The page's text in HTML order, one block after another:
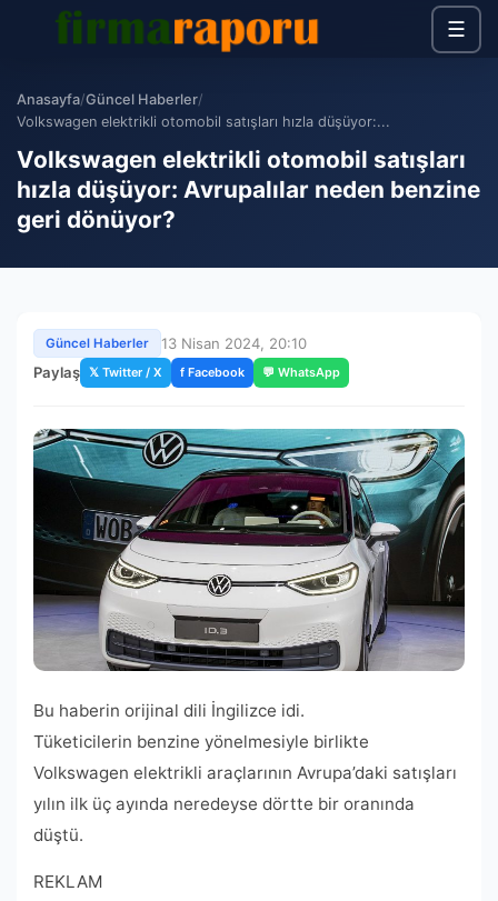
☰
Anasayfa/Güncel Haberler/
Volkswagen elektrikli otomobil satışları hızla düşüyor:...
Volkswagen elektrikli otomobil satışları
hızla düşüyor: Avrupalılar neden benzine
geri dönüyor?
Güncel Haberler
13 Nisan 2024, 20:10
Paylaş 𝕏 Twitter / X f Facebook 💬 WhatsApp
Bu haberin orijinal dili İngilizce idi.
Tüketicilerin benzine yönelmesiyle birlikte
Volkswagen elektrikli araçlarının Avrupa’daki satışları
yılın ilk üç ayında neredeyse dörtte bir oranında
düştü.
REKLAM